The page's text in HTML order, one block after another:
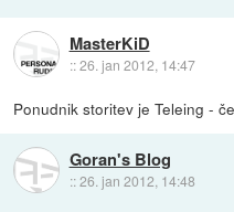
MasterKiD
::26. jan 2012, 14:47
Ponudnik storitev je Teleing -
Goran's Blog
::26. jan 2012, 14:48